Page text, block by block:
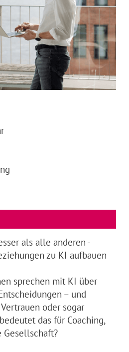
als alle anderen -
zu KI aufbauen
sprechen mit KI über
– und
oder sogar
das für Coaching,
Gesellschaft?